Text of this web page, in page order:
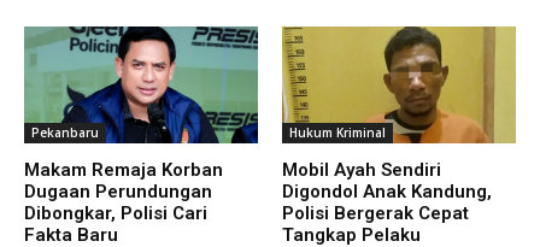
Pekanbaru
Makam Remaja Korban
Dugaan Perundungan
Dibongkar, Polisi Cari
Fakta Baru
Hukum Kriminal
Mobil Ayah Sendiri
Digondol Anak Kandung,
Polisi Bergerak Cepat
Tangkap Pelaku